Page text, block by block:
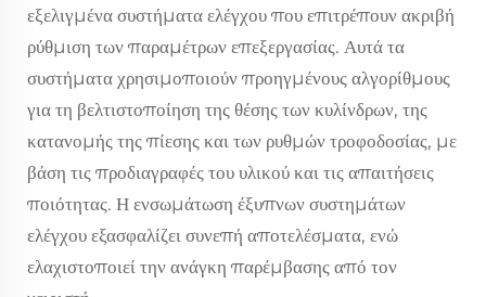
εξελιγμένα συστήματα ελέγχου που επιτρέπουν ακριβή
ρύθμιση των παραμέτρων επεξεργασίας. Αυτά τα
συστήματα χρησιμοποιούν προηγμένους αλγορίθμους
για τη βελτιστοποίηση της θέσης των κυλίνδρων, της
κατανομής της πίεσης και των ρυθμών τροφοδοσίας, με
βάση τις προδιαγραφές του υλικού και τις απαιτήσεις
ποιότητας. Η ενσωμάτωση έξυπνων συστημάτων
ελέγχου εξασφαλίζει συνεπή αποτελέσματα, ενώ
ελαχιστοποιεί την ανάγκη παρέμβασης από τον